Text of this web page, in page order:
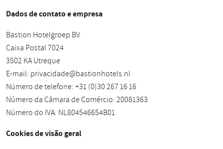
Dados de contato e empresa
Bastion Hotelgroep BV
Caixa Postal 7024
3502 KA Utreque
E-mail: privacidade@bastionhotels.nl
Número de telefone: +31 (0)30 267 16 16
Número da Câmara de Comércio: 20081363
Número do IVA: NL804546654B01
Cookies de visão geral